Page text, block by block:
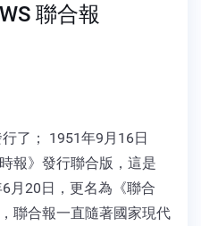
聯合報
了； 1951年9月16日
報》發行聯合版，這是
月20日，更名為《聯合
聯合報一直隨著國家現代